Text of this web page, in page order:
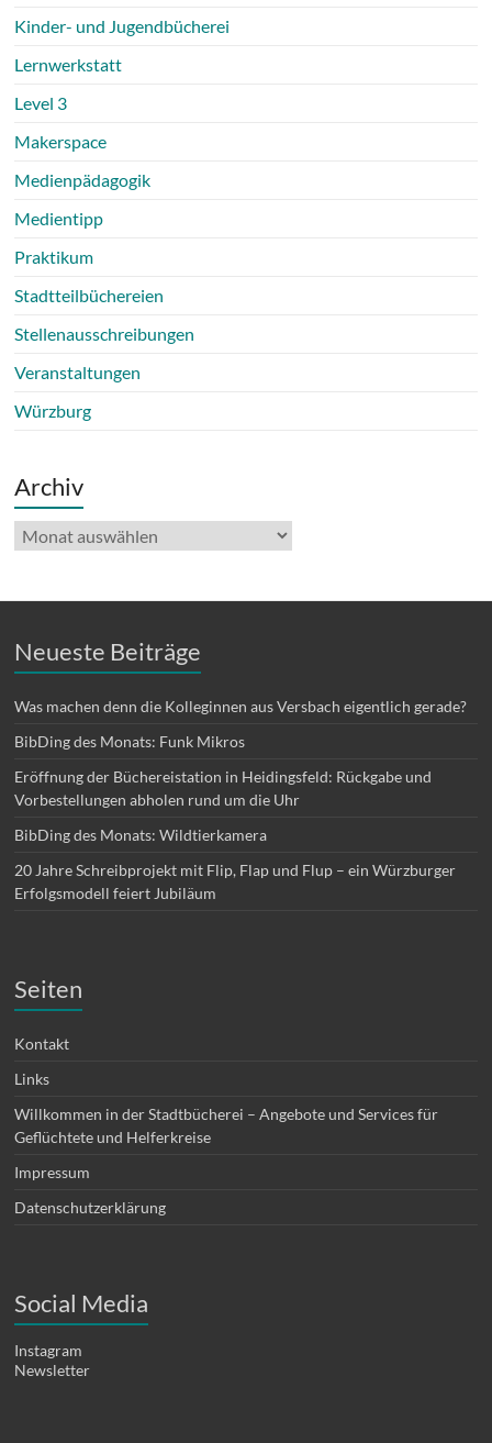
Kinder- und Jugendbücherei
Lernwerkstatt
Level 3
Makerspace
Medienpädagogik
Medientipp
Praktikum
Stadtteilbüchereien
Stellenausschreibungen
Veranstaltungen
Würzburg
Archiv
Archiv
Neueste Beiträge
Was machen denn die Kolleginnen aus Versbach eigentlich gerade?
BibDing des Monats: Funk Mikros
Eröffnung der Büchereistation in Heidingsfeld: Rückgabe und
Vorbestellungen abholen rund um die Uhr
BibDing des Monats: Wildtierkamera
20 Jahre Schreibprojekt mit Flip, Flap und Flup – ein Würzburger
Erfolgsmodell feiert Jubiläum
Seiten
Kontakt
Links
Willkommen in der Stadtbücherei – Angebote und Services für
Geflüchtete und Helferkreise
Impressum
Datenschutzerklärung
Social Media
Instagram
Newsletter